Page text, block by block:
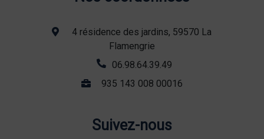
4 résidence des jardins, 59570 La
Flamengrie
06.98.64.39.49
935 143 008 00016
Suivez-nous